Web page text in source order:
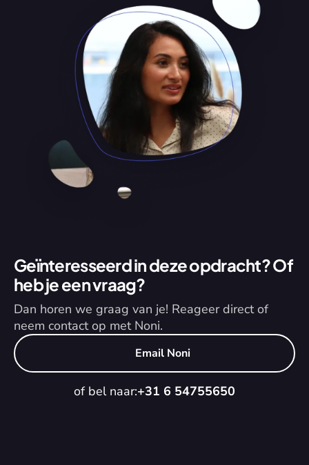
Geïnteresseerd in deze opdracht? Of
heb je een vraag?
Dan horen we graag van je! Reageer direct of
neem contact op met Noni.
Email Noni
of bel naar:+31 6 54755650